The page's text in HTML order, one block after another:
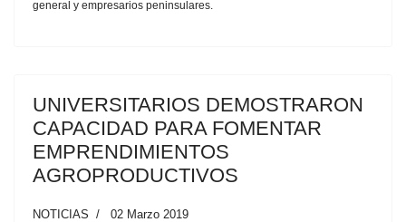
general y empresarios peninsulares.
UNIVERSITARIOS DEMOSTRARON
CAPACIDAD PARA FOMENTAR
EMPRENDIMIENTOS
AGROPRODUCTIVOS
NOTICIAS 02 Marzo 2019